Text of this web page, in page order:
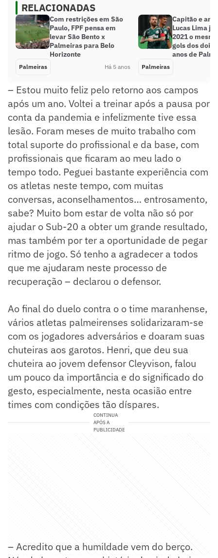
RELACIONADAS
Com restrições em São
Paulo, FPF pensa em
levar São Bento x
Palmeiras para Belo
Horizonte
Palmeiras Há 5 anos
Capitão e
Lucas Lima já
2021 o
gols dos dois
anos de
Palmeiras
– Estou muito feliz pelo retorno aos campos
após um ano. Voltei a treinar após a pausa por
conta da pandemia e infelizmente tive essa
lesão. Foram meses de muito trabalho com
total suporte do profissional e da base, com
profissionais que ficaram ao meu lado o
tempo todo. Peguei bastante experiência com
os atletas neste tempo, com muitas
conversas, aconselhamentos… entrosamento,
sabe? Muito bom estar de volta não só por
ajudar o Sub-20 a obter um grande resultado,
mas também por ter a oportunidade de pegar
ritmo de jogo. Só tenho a agradecer a todos
que me ajudaram neste processo de
recuperação – declarou o defensor.
Ao final do duelo contra o o time maranhense,
vários atletas palmeirenses solidarizaram-se
com os jogadores adversários e doaram suas
chuteiras aos garotos. Henri, que deu sua
chuteira ao jovem defensor Cleyvison, falou
um pouco da importância e do significado do
gesto, especialmente, nesta ocasião entre
times com condições tão díspares.
CONTINUA
APÓS A
PUBLICIDADE
– Acredito que a humildade vem do berço.